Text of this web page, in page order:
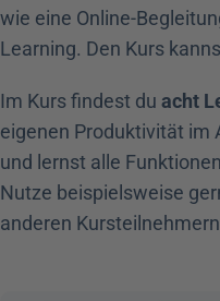
wie eine Online-
Learning. Den Kurs
Im Kurs findest du acht
eigenen Produktivität im
und lernst alle
Nutze beispielsweise
anderen